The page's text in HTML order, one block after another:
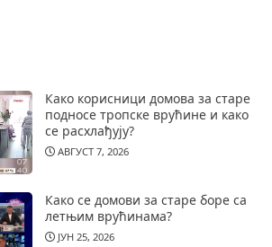
Како корисници домова за старе
подносе тропске врућине и како
се расхлађују?
АВГУСТ 7, 2026
Како се домови за старе боре са
летњим врућинама?
ЈУН 25, 2026